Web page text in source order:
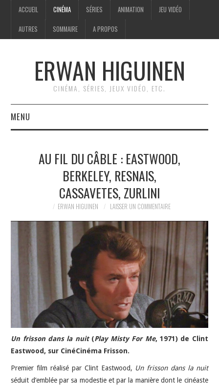
ACCUEIL CINÉMA SÉRIES ANIMATION JEU VIDÉO
AUTRES SOMMAIRE A PROPOS
ERWAN HIGUINEN
CINÉMA, SÉRIES, JEUX VIDÉO, ETC.
MENU
CINÉMA
JEU VIDÉO
AUTRES
SOMMAIRE
A PROPOS
AU FIL DU CÂBLE : EASTWOOD,
BERKELEY, RESNAIS,
CASSAVETES, ZURLINI
ERWAN HIGUINEN LAISSER UN COMMENTAIRE
Un frisson dans la nuit(Play Misty For Me, 1971) de Clint
Eastwood, sur CinéCinéma Frisson.
Premier film réalisé par Clint Eastwood, Un frisson dans la nuit
séduit d’emblée par sa modestie et par la manière dont le cinéaste